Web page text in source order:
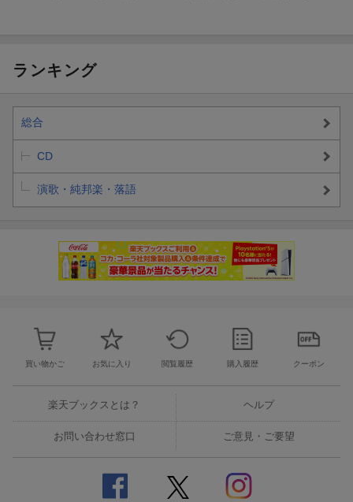
ランキング
総合
CD
演歌・純邦楽・落語
買い物かご お気に入り 閲覧履歴 購入履歴 クーポン
楽天ブックスとは？ ヘルプ
お問い合わせ窓口 ご意見・ご要望